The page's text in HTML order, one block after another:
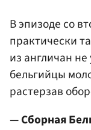
В эпизоде со
практически
из англичан
бельгийцы
растерзав
— Сборная